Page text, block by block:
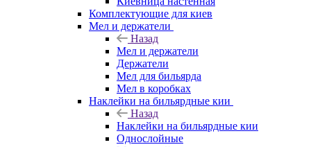
Комплектующие для киев
Мел и держатели
Назад
Мел и держатели
Держатели
Мел для бильярда
Мел в коробках
Наклейки на бильярдные кии
Назад
Наклейки на бильярдные кии
Однослойные